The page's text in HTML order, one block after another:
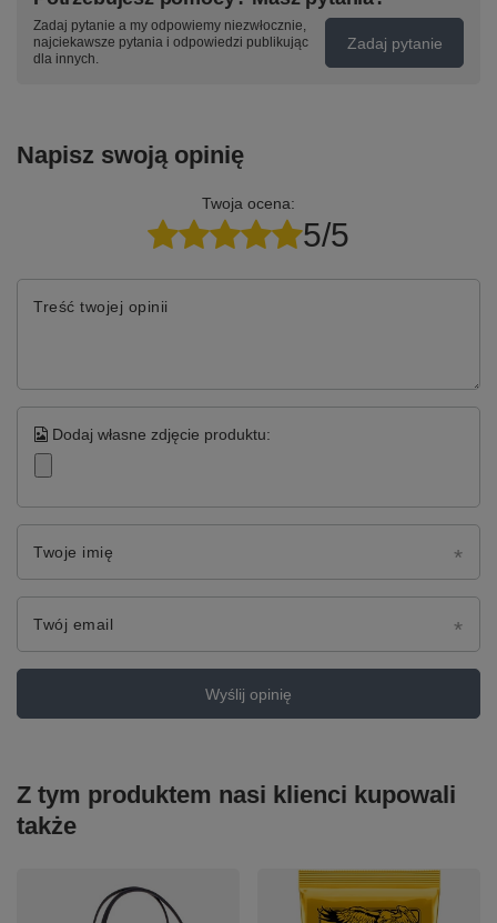
Zadaj pytanie a my odpowiemy niezwłocznie,
najciekawsze pytania i odpowiedzi publikując
dla innych.
Zadaj pytanie
Napisz swoją opinię
Twoja ocena:
5/5
Treść twojej opinii
Dodaj własne zdjęcie produktu:
Twoje imię
Twój email
Wyślij opinię
Z tym produktem nasi klienci kupowali
także